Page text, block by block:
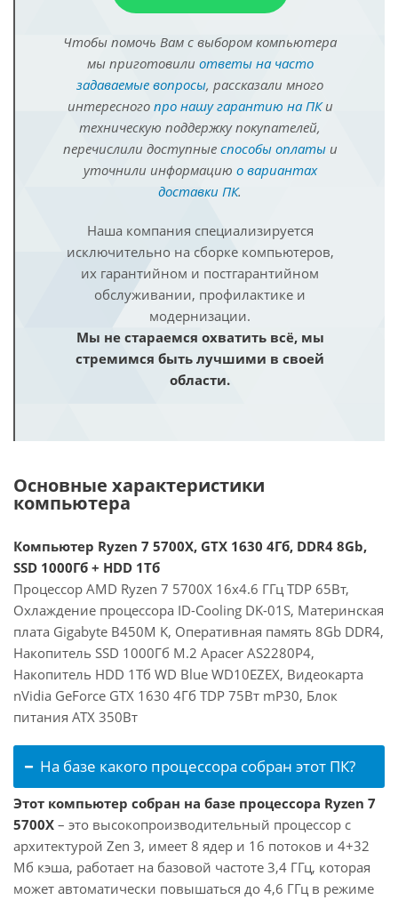
Чтобы помочь Вам с выбором компьютера
мы приготовили ответы на часто
задаваемые вопросы, рассказали много
интересного про нашу гарантию на ПКи
техническую поддержку покупателей,
перечислили доступные способы оплатыи
уточнили информацию о вариантах
доставки ПК.
Наша компания специализируется
исключительно на сборке компьютеров,
их гарантийном и постгарантийном
обслуживании, профилактике и
модернизации.
Мы не стараемся охватить всё, мы
стремимся быть лучшими в своей
области.
Основные характеристики
компьютера
Компьютер Ryzen 7 5700X, GTX 1630 4Гб, DDR4 8Gb,
SSD 1000Гб + HDD 1Тб
Процессор AMD Ryzen 7 5700X 16x4.6 ГГц TDP 65Вт,
Охлаждение процессора ID-Cooling DK-01S, Материнская
плата Gigabyte B450M K, Оперативная память 8Gb DDR4,
Накопитель SSD 1000Гб M.2 Apacer AS2280P4,
Накопитель HDD 1Тб WD Blue WD10EZEX, Видеокарта
nVidia GeForce GTX 1630 4Гб TDP 75Вт mP30, Блок
питания ATX 350Вт
На базе какого процессора собран этот ПК?
Этот компьютер собран на базе процессора Ryzen 7
5700X – это высокопроизводительный процессор с
архитектурой Zen 3, имеет 8 ядер и 16 потоков и 4+32
Мб кэша, работает на базовой частоте 3,4 ГГц, которая
может автоматически повышаться до 4,6 ГГц в режиме